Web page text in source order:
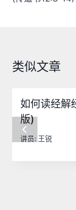
导
类似文章
如何读经解
版)
讲员: 王锐